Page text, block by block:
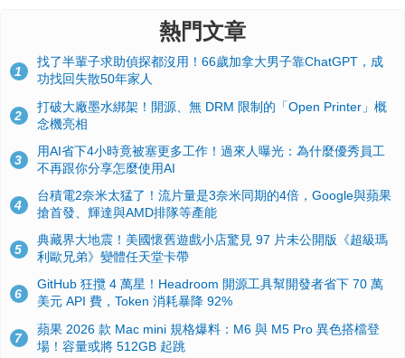
熱門文章
1
找了半輩子求助偵探都沒用！66歲加拿大男子靠ChatGPT，成
功找回失散50年家人
2
打破大廠墨水綁架！開源、無 DRM 限制的「Open Printer」概
念機亮相
3
用AI省下4小時竟被塞更多工作！過來人曝光：為什麼優秀員工
不再跟你分享怎麼使用AI
4
台積電2奈米太猛了！流片量是3奈米同期的4倍，Google與蘋果
搶首發、輝達與AMD排隊等產能
5
典藏界大地震！美國懷舊遊戲小店驚見 97 片未公開版《超級瑪
利歐兄弟》變體任天堂卡帶
6
GitHub 狂攬 4 萬星！Headroom 開源工具幫開發者省下 70 萬
美元 API 費，Token 消耗暴降 92%
7
蘋果 2026 款 Mac mini 規格爆料：M6 與 M5 Pro 異色搭檔登
場！容量或將 512GB 起跳